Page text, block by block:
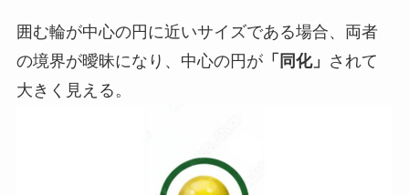
囲む輪が中心の円に近いサイズである場合、両者
の境界が曖昧になり、中心の円が「同化」 されて
大きく見える。